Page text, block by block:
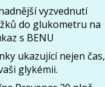
vyzvednutí
do glukometru na
s BENU
ukazující nejen čas,
glykémii.